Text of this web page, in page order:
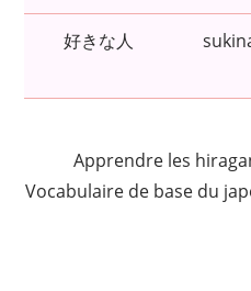
好きな人
Apprendre les
Vocabulaire de base du